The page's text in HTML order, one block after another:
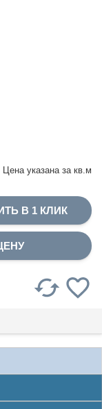
Цена указана за кв.м
В 1 КЛИК